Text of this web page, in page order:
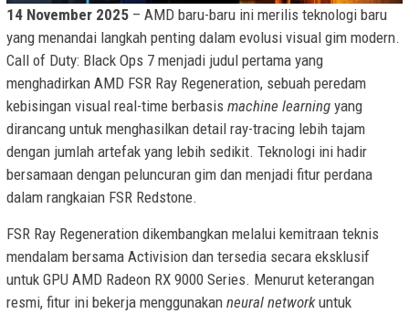
14 November 2025 – AMD baru-baru ini merilis teknologi baru
yang menandai langkah penting dalam evolusi visual gim modern.
Call of Duty: Black Ops 7 menjadi judul pertama yang
menghadirkan AMD FSR Ray Regeneration, sebuah peredam
kebisingan visual real-time berbasis machine learning yang
dirancang untuk menghasilkan detail ray-tracing lebih tajam
dengan jumlah artefak yang lebih sedikit. Teknologi ini hadir
bersamaan dengan peluncuran gim dan menjadi fitur perdana
dalam rangkaian FSR Redstone.
FSR Ray Regeneration dikembangkan melalui kemitraan teknis
mendalam bersama Activision dan tersedia secara eksklusif
untuk GPU AMD Radeon RX 9000 Series. Menurut keterangan
resmi, fitur ini bekerja menggunakan neural networkuntuk